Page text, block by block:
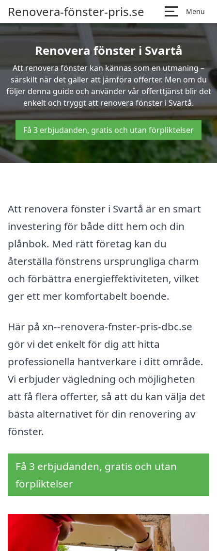
Renovera-fönster-pris.se Menu
Renovera fönster i Svartå
Att renovera fönster kan kännas som en utmaning –
särskilt när det gäller att jämföra offerter. Men om du
följer denna guide och använder vår offerttjänst blir det
enkelt och tryggt att renovera fönster i Svartå.
Få 3 erbjudanden, gratis och utan förpliktelser
Att renovera fönster i Svartå är en smart
investering för både ditt hem och din
plånbok. Med rätt företag kan du
återställa fönstrens ursprungliga charm
och förbättra energieffektiviteten, vilket
ger ett mer komfortabelt boende.
Här på xn--renovera-fnster-pris-dbc.se
gör vi det enkelt för dig att hitta
professionella hantverkare i ditt område.
Vi erbjuder vägledning och möjligheten
att få flera offerter, så att du kan välja det
bästa alternativet för din renovering av
fönster.
Få 3 erbjudanden, gratis och utan
förpliktelser